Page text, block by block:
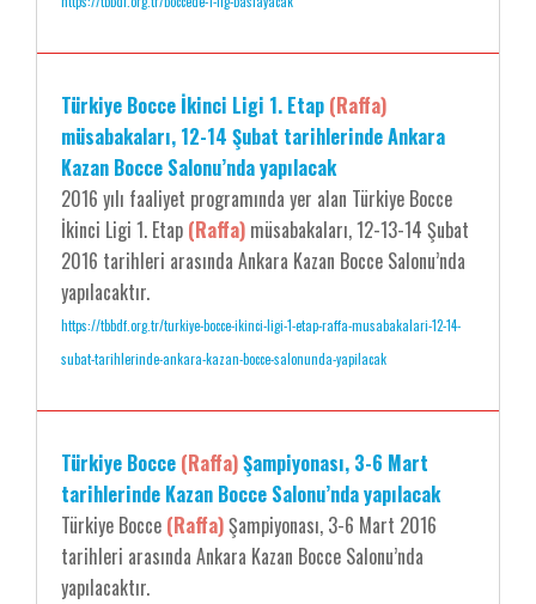
Türkiye Bocce İkinci Ligi 1. Etap (Raffa)
müsabakaları, 12-14 Şubat tarihlerinde Ankara
Kazan Bocce Salonu’nda yapılacak
2016 yılı faaliyet programında yer alan Türkiye Bocce
İkinci Ligi 1. Etap (Raffa) müsabakaları, 12-13-14 Şubat
2016 tarihleri arasında Ankara Kazan Bocce Salonu’nda
yapılacaktır.
https://tbbdf.org.tr/turkiye-bocce-ikinci-ligi-1-etap-raffa-musabakalari-12-14-
subat-tarihlerinde-ankara-kazan-bocce-salonunda-yapilacak
Türkiye Bocce (Raffa)Şampiyonası, 3-6 Mart
tarihlerinde Kazan Bocce Salonu’nda yapılacak
Türkiye Bocce (Raffa)Şampiyonası, 3-6 Mart 2016
tarihleri arasında Ankara Kazan Bocce Salonu’nda
yapılacaktır.